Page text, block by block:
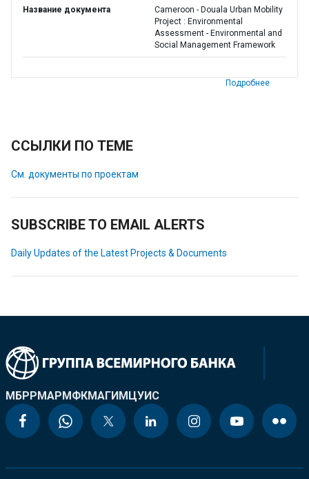
Название документа
Cameroon - Douala Urban Mobility
Project : Environmental
Assessment - Environmental and
Social Management Framework
Подробнее
ССЫЛКИ ПО ТЕМЕ
См. документы по проектам
SUBSCRIBE TO EMAIL ALERTS
Daily Updates of the Latest Projects & Documents
МБРРМАРМФКМАГИМЦУИС